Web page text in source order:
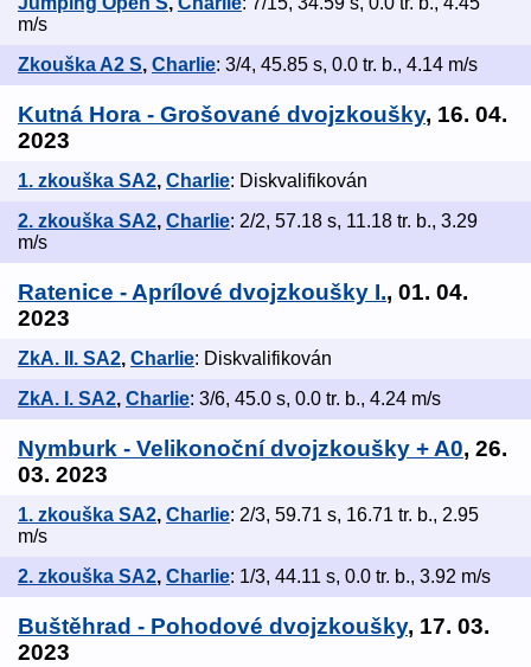
m/s
Zkouška A2 S, Charlie: 3/4, 45.85 s, 0.0 tr. b., 4.14 m/s
Kutná Hora - Grošované dvojzkoušky, 16. 04.
2023
1. zkouška SA2, Charlie: Diskvalifikován
2. zkouška SA2, Charlie: 2/2, 57.18 s, 11.18 tr. b., 3.29
m/s
Ratenice - Aprílové dvojzkoušky I., 01. 04.
2023
ZkA. II. SA2, Charlie: Diskvalifikován
ZkA. I. SA2, Charlie: 3/6, 45.0 s, 0.0 tr. b., 4.24 m/s
Nymburk - Velikonoční dvojzkoušky + A0, 26.
03. 2023
1. zkouška SA2, Charlie: 2/3, 59.71 s, 16.71 tr. b., 2.95
m/s
2. zkouška SA2, Charlie: 1/3, 44.11 s, 0.0 tr. b., 3.92 m/s
Buštěhrad - Pohodové dvojzkoušky, 17. 03.
2023